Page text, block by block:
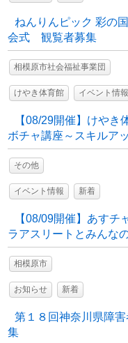
ねんりんピック 彩の
会式 観覧者募集
相模原市社会福祉事業団
けやき体育館 イベント情報
【08/29開催】けや
ボチャ講座～スキルア
その他
イベント情報 新着
【08/09開催】あす
ラアスリートとみんな
相模原市
お知らせ 新着
第１８回神奈川県障
集